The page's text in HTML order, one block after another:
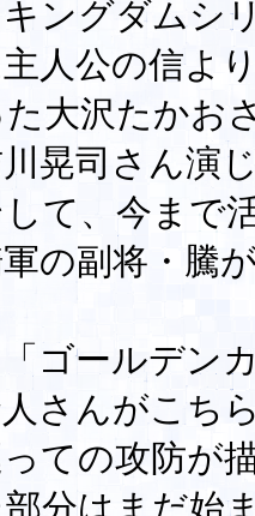
ングダムシ
人公の信よ
大沢たかお
晃司さん演
て、今まで
の副将・騰
ゴールデン
さんがこち
ての攻防が
分はまだ始